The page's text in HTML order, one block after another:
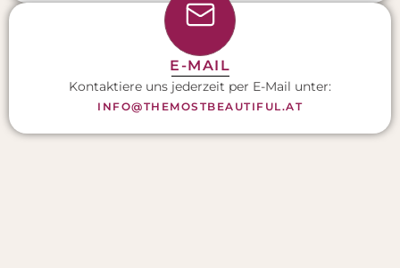
E-MAIL
Kontaktiere uns jederzeit per E-Mail unter:
INFO@THEMOSTBEAUTIFUL.AT